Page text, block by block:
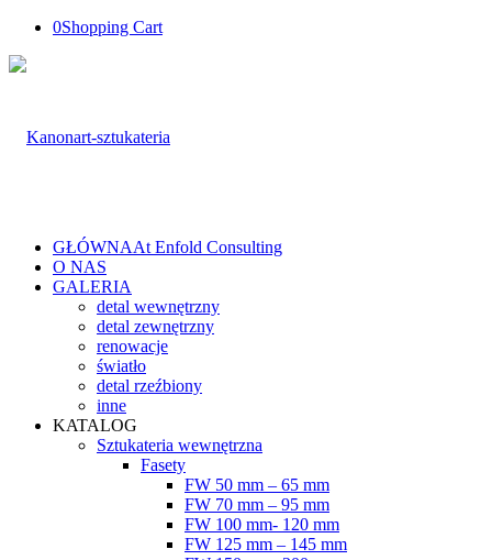
0Shopping Cart
GŁÓWNAAt Enfold Consulting
O NAS
GALERIA
detal wewnętrzny
detal zewnętrzny
renowacje
światło
detal rzeźbiony
inne
KATALOG
Sztukateria wewnętrzna
Fasety
FW 50 mm – 65 mm
FW 70 mm – 95 mm
FW 100 mm- 120 mm
FW 125 mm – 145 mm